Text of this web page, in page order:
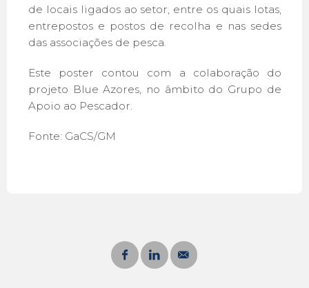
de locais ligados ao setor, entre os quais lotas,
entrepostos e postos de recolha e nas sedes
das associações de pesca.
Este poster contou com a colaboração do
projeto Blue Azores, no âmbito do Grupo de
Apoio ao Pescador.
Fonte: GaCS/GM